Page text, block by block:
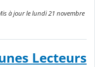
à jour le lundi 21 novembre
Lecteurs